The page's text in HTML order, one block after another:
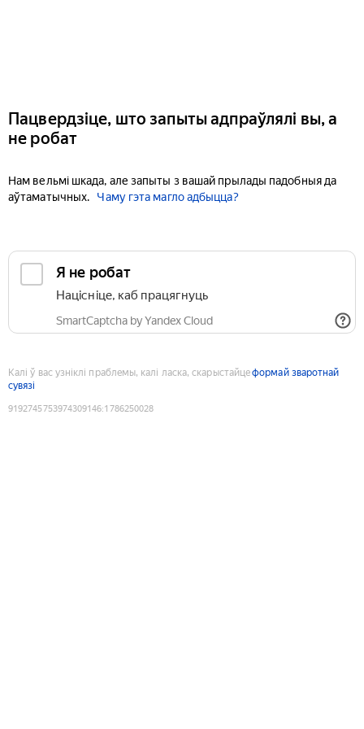
Пацвердзіце, што запыты адпраўлялі вы, а
не робат
Нам вельмі шкада, але запыты з вашай прылады падобныя да
аўтаматычных.
Чаму гэта магло адбыцца?
Я не робат
Націсніце, каб працягнуць
SmartCaptcha by Yandex Cloud
Калі ў вас узніклі праблемы, калі ласка, скарыстайцеформай зваротнай
сувязі
9192745753974309146:1786250028